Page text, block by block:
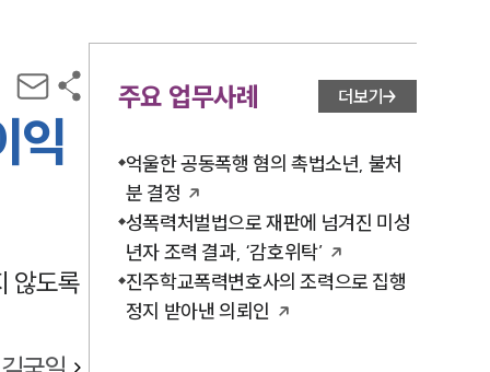
익
않도록
주요 업무사례 더보기
억울한 공동폭행 혐의 촉법소년, 불처
분 결정
성폭력처벌법으로 재판에 넘겨진 미성
년자 조력 결과, ‘감호위탁’
진주학교폭력변호사의 조력으로 집행
정지 받아낸 의뢰인